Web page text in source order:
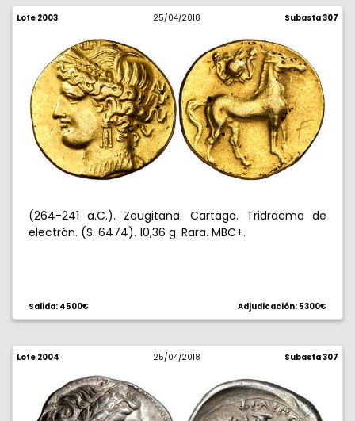
Lote 2003 25/04/2018 Subasta 307
(264-241 a.C.). Zeugitana. Cartago. Tridracma de
electrón. (S. 6474). 10,36 g. Rara. MBC+.
Salida: 4500€ Adjudicación: 5300€
Lote 2004 25/04/2018 Subasta 307